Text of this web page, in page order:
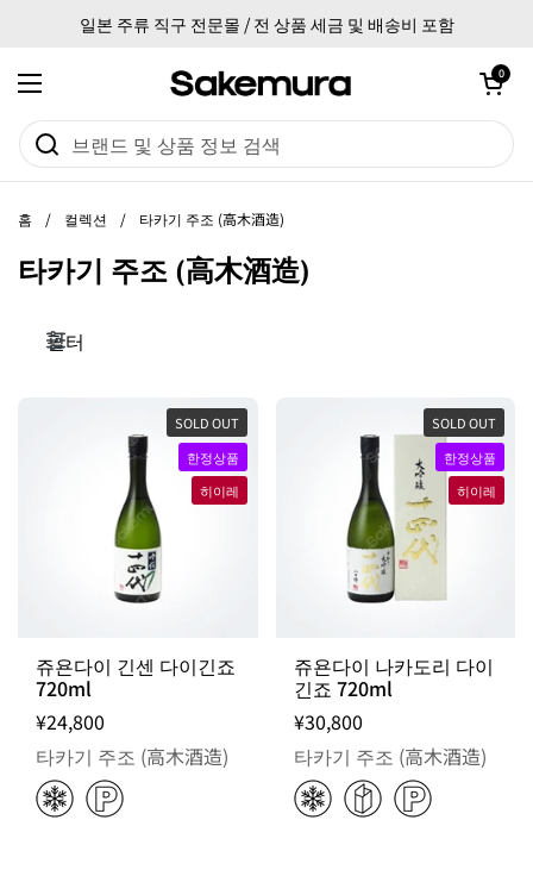
일본 주류 직구 전문몰 / 전 상품 세금 및 배송비 포함
메뉴 열기
카트 열기
0
홈 / 컬렉션 / 타카기 주조 (高木酒造)
타카기 주조 (高木酒造)
필터
쥬욘다이 긴센 다이긴죠
720ml
¥24,800
타카기 주조 (高木酒造)
SOLD OUT
한정상품
히이레
쥬욘다이 나카도리 다이
긴죠 720ml
¥30,800
타카기 주조 (高木酒造)
SOLD OUT
한정상품
히이레